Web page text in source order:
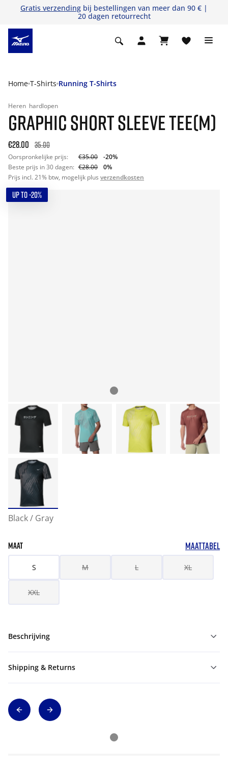
Gratis verzending bij bestellingen van meer dan 90 € |
20 dagen retourrecht
Home T-Shirts Running T-Shirts
Heren hardlopen
GRAPHIC SHORT SLEEVE TEE(M)
€28.00 35.00
Oorspronkelijke prijs: €35.00
-20%
Beste prijs in 30 dagen: €28.00
0%
Prijs incl. 21% btw, mogelijk plus verzendkosten
UP TO -20%
Black / Gray
MAAT MAATTABEL
S M L XL
XXL
Beschrijving
Shipping & Returns